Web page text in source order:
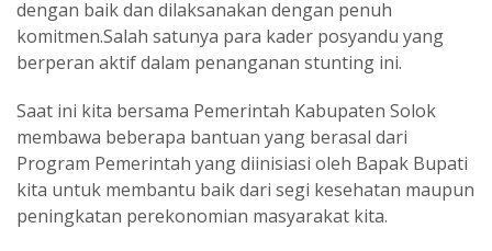
dengan baik dan dilaksanakan dengan penuh
komitmen.Salah satunya para kader posyandu yang
berperan aktif dalam penanganan stunting ini.
Saat ini kita bersama Pemerintah Kabupaten Solok
membawa beberapa bantuan yang berasal dari
Program Pemerintah yang diinisiasi oleh Bapak Bupati
kita untuk membantu baik dari segi kesehatan maupun
peningkatan perekonomian masyarakat kita.